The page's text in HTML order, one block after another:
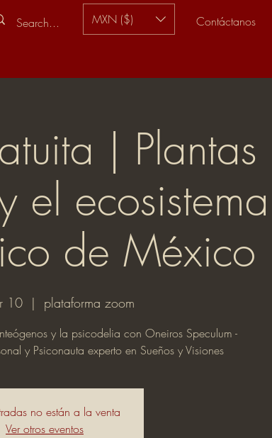
Contáctanos
MXN ($)
| Plantas
el ecosistema
de México
10
  |
plataforma zoom
y la psicodelia con Oneiros Speculum -
y Psiconauta experto en Sueños y Visiones
no están a la venta
Ver otros eventos